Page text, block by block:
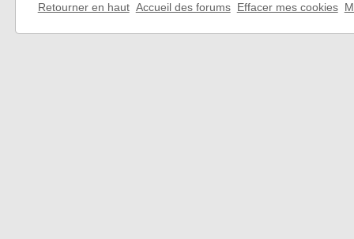
Retourner en haut Accueil des forums Effacer mes cookies